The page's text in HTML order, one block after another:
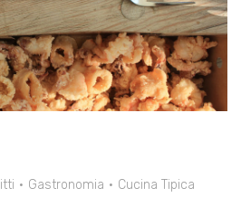
Gastronomia
Cucina Tipica